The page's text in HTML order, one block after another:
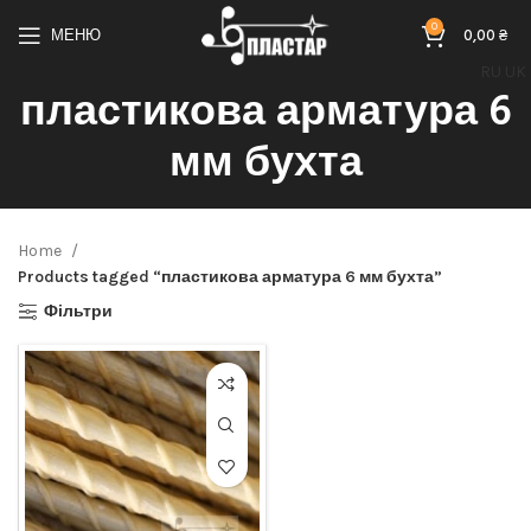
МЕНЮ 0 0,00₴
пластикова арматура 6
мм бухта
Home
Products tagged “пластикова арматура 6 мм бухта”
Фільтри